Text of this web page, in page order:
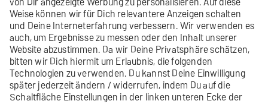
Testprofile & Vorschau
Mailing-Einstellungen und Freigabe